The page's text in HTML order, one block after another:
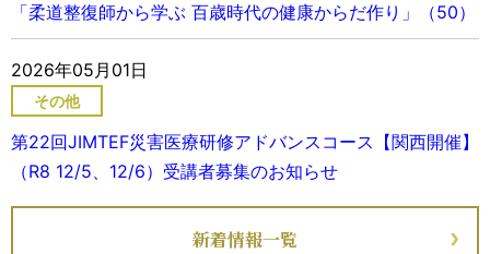
「柔道整復師から学ぶ 百歳時代の健康からだ作り」（50）
2026年05月01日
その他
第22回JIMTEF災害医療研修アドバンスコース【関西開催】
（R8 12/5、12/6）受講者募集のお知らせ
新着情報一覧